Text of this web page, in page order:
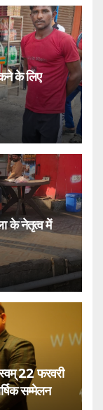
के लिए
के नेतृत्व में
22 फरवरी
सम्मेलन